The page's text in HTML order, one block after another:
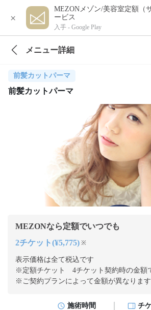
×
MEZONメゾン/美容室定額（
ービス
入手 - Google Play
メニュー詳細
前髪カットパーマ
前髪カットパーマ
MEZONなら定額でいつでも
2チケット(¥5,775) ※
表示価格は全て税込です
※定額チケット 4チケット契約時の金額
※ご契約プランによって金額が異なります
施術時間 チ